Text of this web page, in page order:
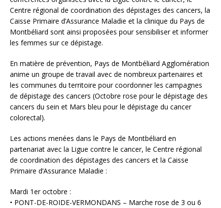
Centre régional de coordination des dépistages des cancers, la
Caisse Primaire d’Assurance Maladie et la clinique du Pays de
Montbéliard sont ainsi proposées pour sensibiliser et informer
les femmes sur ce dépistage.
En matière de prévention, Pays de Montbéliard Agglomération
anime un groupe de travail avec de nombreux partenaires et
les communes du territoire pour coordonner les campagnes
de dépistage des cancers (Octobre rose pour le dépistage des
cancers du sein et Mars bleu pour le dépistage du cancer
colorectal).
Les actions menées dans le Pays de Montbéliard en
partenariat avec la Ligue contre le cancer, le Centre régional
de coordination des dépistages des cancers et la Caisse
Primaire d’Assurance Maladie :
Mardi 1er octobre :
• PONT-DE-ROIDE-VERMONDANS – Marche rose de 3 ou 6